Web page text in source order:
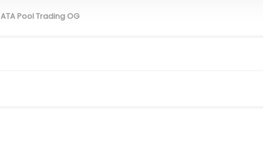
ATA Pool Trading OG